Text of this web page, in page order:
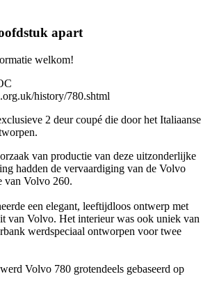
apart
welkom!
history/780.shtml
2 deur coupé die door het Italiaanse
van productie van deze uitzonderlijke
hadden de vervaardiging van de Volvo
van Volvo 260.
een elegant, leeftijdloos ontwerp met
van Volvo. Het interieur was ook uniek van
werdspeciaal ontworpen voor twee
Volvo 780 grotendeels gebaseerd op